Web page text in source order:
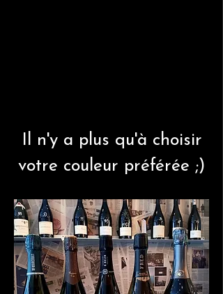
Il n'y a plus qu'à choisir
votre couleur préférée ;)